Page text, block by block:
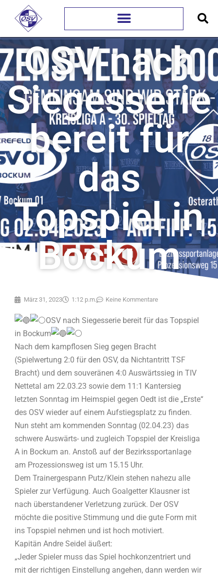
OSV nach
Siegesserie
bereit für
das
Topspiel in
Bockum
März 31, 2023 1:12 p.m. Keine Kommentare
OSV nach Siegesserie bereit für das Topspiel
in Bockum
Nach dem kampflosen Sieg gegen Bracht
(Spielwertung 2:0 für den OSV, da Nichtantritt TSF
Bracht) und dem souveränen 4:0 Auswärtssieg in TIV
Nettetal am 22.03.23 sowie dem 11:1 Kantersieg
letzten Sonntag im Heimspiel gegen Oedt ist die „Erste“
des OSV wieder auf einem Aufstiegsplatz zu finden.
Nun steht am kommenden Sonntag (02.04.23) das
schwere Auswärts- und zugleich Topspiel der Kreisliga
A in Bockum an. Anstoß auf der Bezirkssportanlage
am Prozessionsweg ist um 15.15 Uhr.
Dem Trainergespann Putz/Klein stehen nahezu alle
Spieler zur Verfügung. Auch Goalgetter Klausner ist
nach überstandener Verletzung zurück. Der OSV
möchte die positive Stimmung und die gute Form mit
ins Topspiel nehmen und ist hoch motiviert.
Kapitän Andre Seidel äußert:
„Jeder Spieler muss das Spiel hochkonzentriert und
mit der richtigen Einstellung angehen, dann werden wir